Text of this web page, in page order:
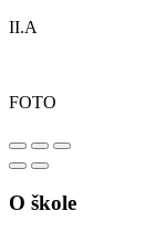
II.A
FOTO
O škole